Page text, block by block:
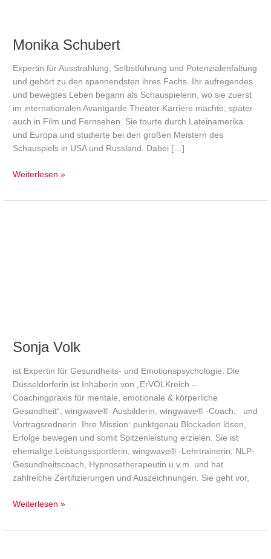
Monika Schubert
Expertin für Ausstrahlung, Selbstführung und Potenzialenfaltung
und gehört zu den spannendsten ihres Fachs. Ihr aufregendes
und bewegtes Leben begann als Schauspielerin, wo sie zuerst
im internationalen Avantgarde Theater Karriere machte, später
auch in Film und Fernsehen. Sie tourte durch Lateinamerika
und Europa und studierte bei den großen Meistern des
Schauspiels in USA und Russland. Dabei […]
Weiterlesen »
Sonja Volk
ist Expertin für Gesundheits- und Emotionspsychologie. Die
Düsseldorferin ist Inhaberin von „ErVOLKreich –
Coachingpraxis für mentale, emotionale & körperliche
Gesundheit“, wingwave® Ausbilderin, wingwave® -Coach, und
Vortragsrednerin. Ihre Mission: punktgenau Blockaden lösen,
Erfolge bewegen und somit Spitzenleistung erzielen. Sie ist
ehemalige Leistungssportlerin, wingwave® -Lehrtrainerin, NLP-
Gesundheitscoach, Hypnosetherapeutin u.v.m. und hat
zahlreiche Zertifizierungen und Auszeichnungen. Sie geht vor,
Weiterlesen »